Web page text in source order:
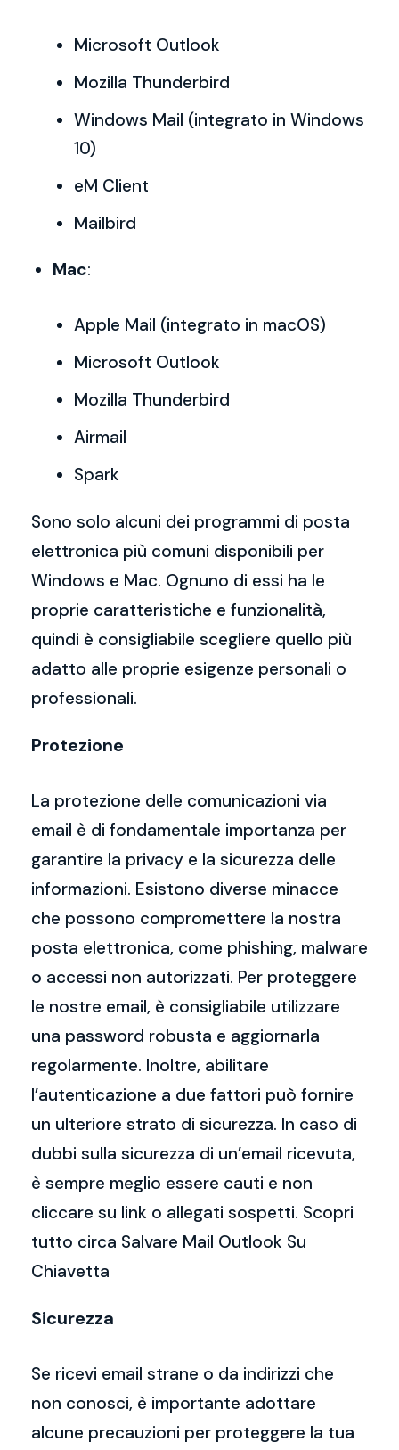
Microsoft Outlook
Mozilla Thunderbird
Windows Mail (integrato in Windows
10)
eM Client
Mailbird
Mac:
Apple Mail (integrato in macOS)
Microsoft Outlook
Mozilla Thunderbird
Airmail
Spark
Sono solo alcuni dei programmi di posta
elettronica più comuni disponibili per
Windows e Mac. Ognuno di essi ha le
proprie caratteristiche e funzionalità,
quindi è consigliabile scegliere quello più
adatto alle proprie esigenze personali o
professionali.
Protezione
La protezione delle comunicazioni via
email è di fondamentale importanza per
garantire la privacy e la sicurezza delle
informazioni. Esistono diverse minacce
che possono compromettere la nostra
posta elettronica, come phishing, malware
o accessi non autorizzati. Per proteggere
le nostre email, è consigliabile utilizzare
una password robusta e aggiornarla
regolarmente. Inoltre, abilitare
l’autenticazione a due fattori può fornire
un ulteriore strato di sicurezza. In caso di
dubbi sulla sicurezza di un’email ricevuta,
è sempre meglio essere cauti e non
cliccare su link o allegati sospetti. Scopri
tutto circa Salvare Mail Outlook Su
Chiavetta
Sicurezza
Se ricevi email strane o da indirizzi che
non conosci, è importante adottare
alcune precauzioni per proteggere la tua